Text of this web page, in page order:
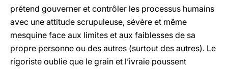
prétend gouverner et contrôler les processus humains
avec une attitude scrupuleuse, sévère et même
mesquine face aux limites et aux faiblesses de sa
propre personne ou des autres (surtout des autres). Le
rigoriste oublie que le grain et l’ivraie poussent